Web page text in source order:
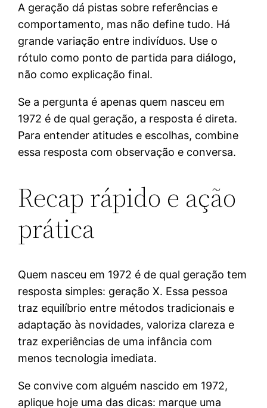
A geração dá pistas sobre referências e
comportamento, mas não define tudo. Há
grande variação entre indivíduos. Use o
rótulo como ponto de partida para diálogo,
não como explicação final.
Se a pergunta é apenas quem nasceu em
1972 é de qual geração, a resposta é direta.
Para entender atitudes e escolhas, combine
essa resposta com observação e conversa.
Recap rápido e ação
prática
Quem nasceu em 1972 é de qual geração tem
resposta simples: geração X. Essa pessoa
traz equilíbrio entre métodos tradicionais e
adaptação às novidades, valoriza clareza e
traz experiências de uma infância com
menos tecnologia imediata.
Se convive com alguém nascido em 1972,
aplique hoje uma das dicas: marque uma